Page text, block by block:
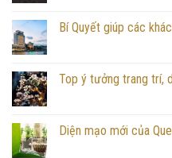
Bí Quyết giúp các
Top ý tưởng trang trí,
Diện mạo mới của